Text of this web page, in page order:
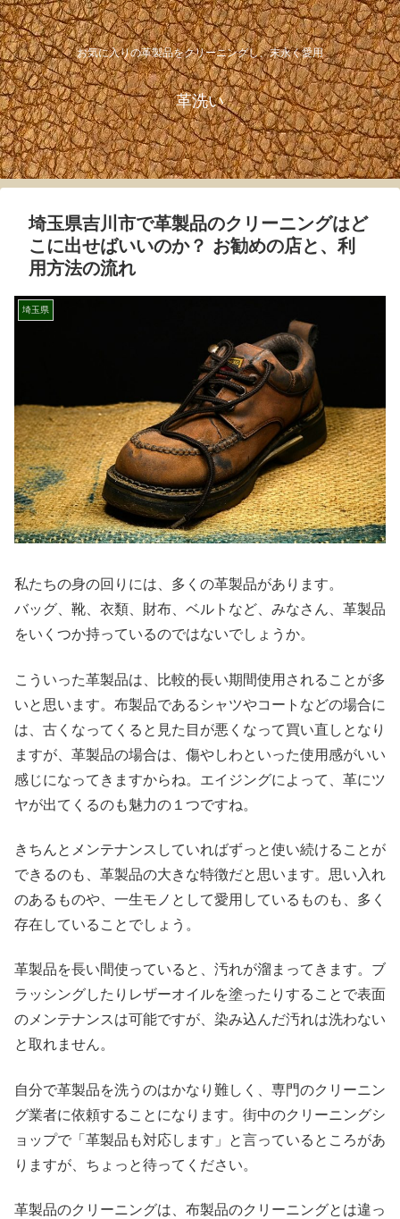
お気に入りの革製品をクリーニングし、末永く愛用
革洗い
埼玉県吉川市で革製品のクリーニングはど
こに出せばいいのか？ お勧めの店と、利
用方法の流れ
埼玉県
私たちの身の回りには、多くの革製品があります。
バッグ、靴、衣類、財布、ベルトなど、みなさん、革製品
をいくつか持っているのではないでしょうか。
こういった革製品は、比較的長い期間使用されることが多
いと思います。布製品であるシャツやコートなどの場合に
は、古くなってくると見た目が悪くなって買い直しとなり
ますが、革製品の場合は、傷やしわといった使用感がいい
感じになってきますからね。エイジングによって、革にツ
ヤが出てくるのも魅力の１つですね。
きちんとメンテナンスしていればずっと使い続けることが
できるのも、革製品の大きな特徴だと思います。思い入れ
のあるものや、一生モノとして愛用しているものも、多く
存在していることでしょう。
革製品を長い間使っていると、汚れが溜まってきます。ブ
ラッシングしたりレザーオイルを塗ったりすることで表面
のメンテナンスは可能ですが、染み込んだ汚れは洗わない
と取れません。
自分で革製品を洗うのはかなり難しく、専門のクリーニン
グ業者に依頼することになります。街中のクリーニングシ
ョップで「革製品も対応します」と言っているところがあ
りますが、ちょっと待ってください。
革製品のクリーニングは、布製品のクリーニングとは違っ